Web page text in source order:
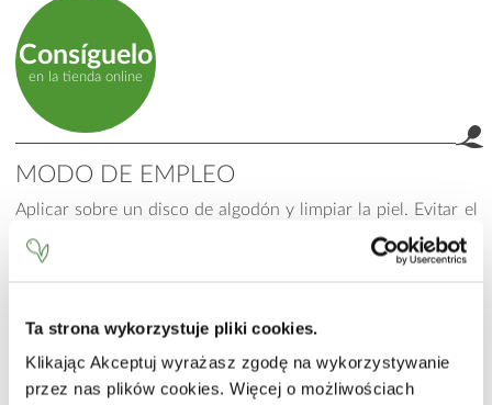
Ta strona wykorzystuje pliki cookies.
Klikając Akceptuj wyrażasz zgodę na wykorzystywanie
przez nas plików cookies. Więcej o możliwościach
Consíguelo
en la tienda online
MODO DE EMPLEO
Aplicar sobre un disco de algodón y limpiar la piel. Evitar el
contorno de ojos. Recomendado para uso diario, antes y
después del maquillaje.
Aqua (Water), Propylene Glycol, Sodium Cocoamphoacetate,
Hydrolyzed Rice Protein, Niacinamide, Calcium
Pantothenate, Sodium Ascorbyl Phosphate, Tocopheryl